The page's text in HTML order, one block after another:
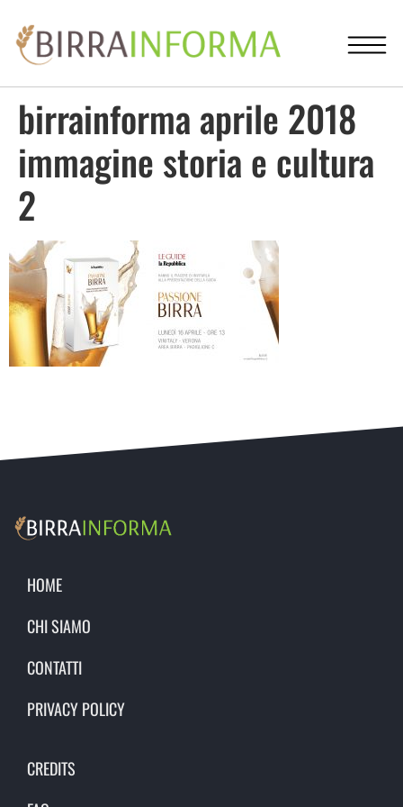
birrainforma aprile 2018
immagine storia e cultura
2
HOME
CHI SIAMO
CONTATTI
PRIVACY POLICY
CREDITS